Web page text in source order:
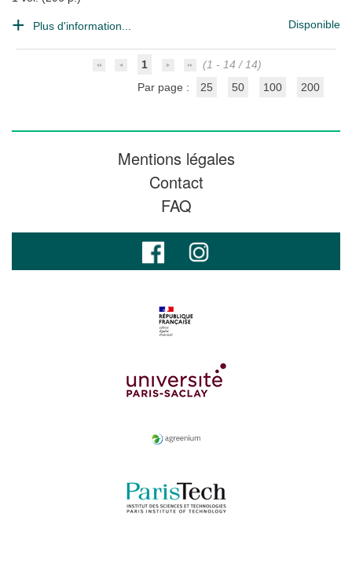
Plus d'information... Disponible
1
(1 - 14 / 14)
Par page :
25 50 100 200
Mentions légales
Contact
FAQ